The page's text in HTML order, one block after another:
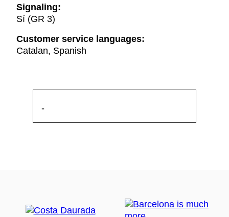
Signaling:
Sí (GR 3)
Customer service languages:
Catalan, Spanish
-